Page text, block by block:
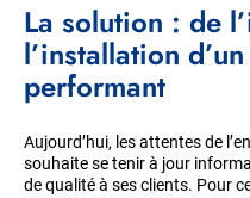
La solution : de
l’installation
performant
Aujourd’hui, les attentes de
souhaite se tenir à jour
de qualité à ses clients. Pour